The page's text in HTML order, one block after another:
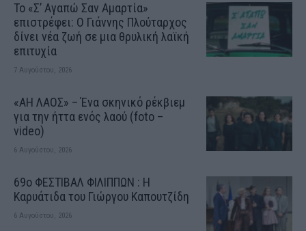
Το «Σ’ Αγαπώ Σαν Αμαρτία»
επιστρέφει: Ο Γιάννης Πλούταρχος
δίνει νέα ζωή σε μια θρυλική λαϊκή
επιτυχία
7 Αυγούστου, 2026
«ΑΗ ΛΑΟΣ» – Ένα σκηνικό ρέκβιεμ
για την ήττα ενός λαού (foto –
video)
6 Αυγούστου, 2026
69o ΦΕΣΤΙΒΑΛ ΦΙΛΙΠΠΩΝ : H
Καρυάτιδα του Γιώργου Καπουτζίδη
6 Αυγούστου, 2026